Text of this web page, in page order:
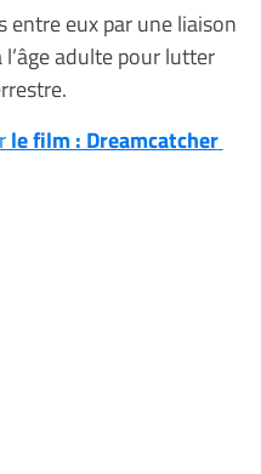
entre eux par une liaison
adulte pour lutter
le film : Dreamcatcher